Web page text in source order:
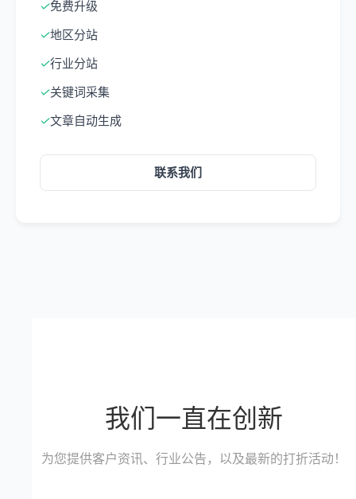
✓免费升级
✓地区分站
✓行业分站
✓关键词采集
✓文章自动生成
联系我们
我们一直在创新
为您提供客户资讯、行业公告，以及最新的打折活动！